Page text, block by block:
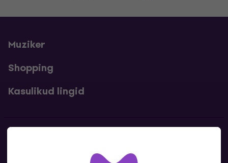
Muziker
Shopping
Kasulikud lingid